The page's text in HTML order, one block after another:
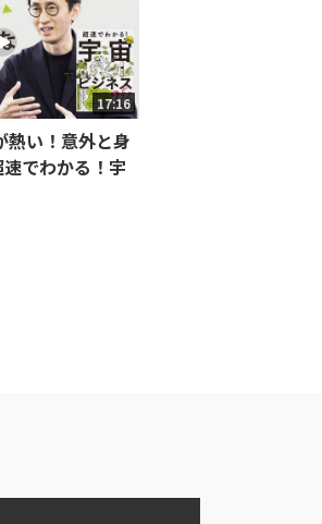
17:16
熱い！意外と身
でわかる！宇